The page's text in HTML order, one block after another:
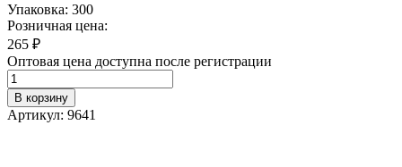
Упаковка: 300
Розничная цена:
265 ₽
Оптовая цена доступна после регистрации
В корзину
Артикул: 9641